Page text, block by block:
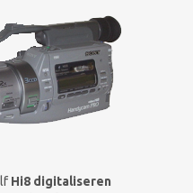
Hi8 digitaliseren